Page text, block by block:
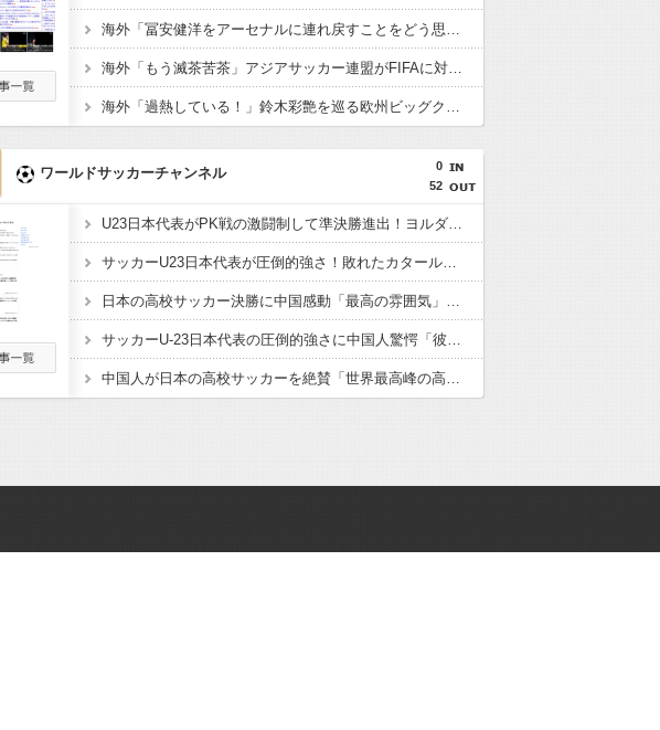
海外「冨安健洋をアーセナルに連れ戻すことをどう思う？」（海外の反応）
海外「もう滅茶苦茶」アジアサッカー連盟がFIFAに対する立場を明確にして海外大騒ぎ！（海外の反応）
海外「過熱している！」鈴木彩艶を巡る欧州ビッグクラブ争奪戦に海外興味津々！（海外の反応）
0
52
ワールドサッカーチャンネル
U23日本代表がPK戦の激闘制して準決勝進出！ヨルダン「史上最も奇妙なPK」「日本を追い詰めたことは誇らしい」【海外の反応】
サッカーU23日本代表が圧倒的強さ！敗れたカタール脱帽「日本は真のチャンピオン」「神の意志により我々は立ち上がる」【海外の反応】
日本の高校サッカー決勝に中国感動「最高の雰囲気」「こんな大会に出場したかった」【海外の反応】
サッカーU-23日本代表の圧倒的強さに中国人驚愕「彼らにアジアは狭すぎる」【海外の反応】
中国人が日本の高校サッカーを絶賛「世界最高峰の高校大会」「中国スーパーリーグと同レベル」【海外の反応】